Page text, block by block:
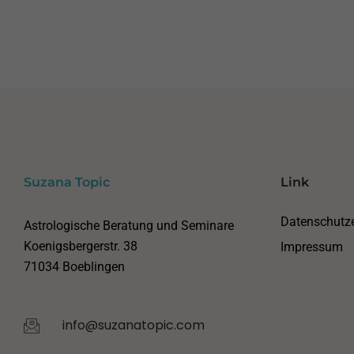
Suzana Topic
Astrologische Beratung und Seminare
Koenigsbergerstr. 38
71034 Boeblingen
info@suzanatopic.com
Link
Impressum